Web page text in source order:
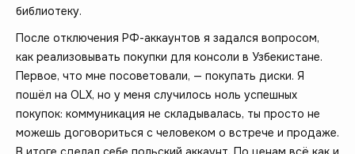
библиотеку.
После отключения РФ-аккаунтов я задался вопросом,
как реализовывать покупки для консоли в Узбекистане.
Первое, что мне посоветовали, — покупать диски. Я
пошёл на OLX, но у меня случилось ноль успешных
покупок: коммуникация не складывалась, ты просто не
можешь договориться с человеком о встрече и продаже.